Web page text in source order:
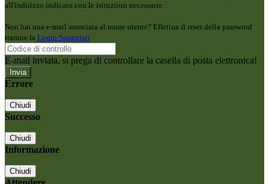
all'indirizzo indicato con le istruzioni necessarie.
Non hai una e-mail associata al nome utente? Effettua il reset della password
tramite la Login Spaggiari
E-mail inviata, si prega di controllare la casella di posta elettronica!
Errore
Chiudi
Successo
Chiudi
Informazione
Chiudi